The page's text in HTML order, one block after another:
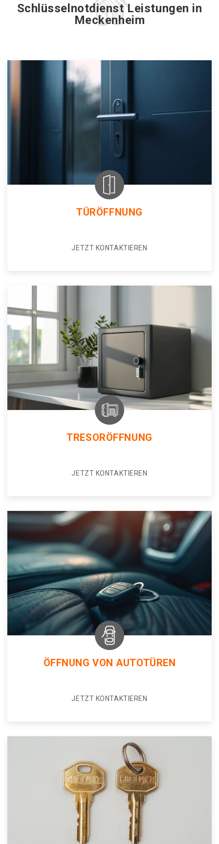
Schlüsselnotdienst Leistungen in
Meckenheim
TÜRÖFFNUNG
JETZT KONTAKTIEREN
TRESORÖFFNUNG
JETZT KONTAKTIEREN
ÖFFNUNG VON AUTOTÜREN
JETZT KONTAKTIEREN